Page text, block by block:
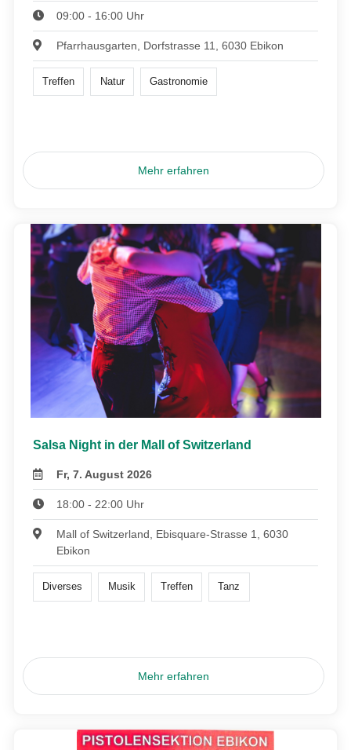
09:00 - 16:00 Uhr
Pfarrhausgarten, Dorfstrasse 11, 6030 Ebikon
Treffen Natur Gastronomie
Mehr erfahren
Salsa Night in der Mall of Switzerland
Fr, 7. August 2026
18:00 - 22:00 Uhr
Mall of Switzerland, Ebisquare-Strasse 1, 6030
Ebikon
Diverses Musik Treffen Tanz
Mehr erfahren